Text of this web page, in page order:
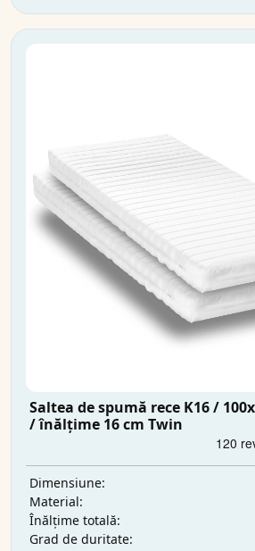
Saltea de spumă rece K16 /
/ înălțime 16 cm Twin
Dimensiune:
Material:
Înălțime totală:
Grad de duritate: